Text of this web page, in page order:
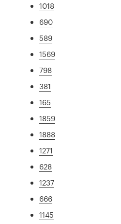
1018
690
589
1569
798
381
165
1859
1888
1271
628
1237
666
1145